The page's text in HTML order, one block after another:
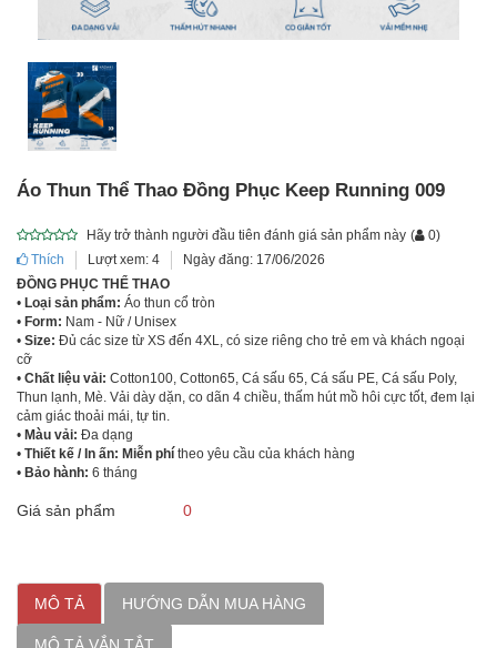
Áo Thun Thể Thao Đồng Phục Keep Running 009
Hãy trở thành người đầu tiên đánh giá sản phẩm này ( 0)
Thích
Lượt xem: 4
Ngày đăng: 17/06/2026
ĐỒNG PHỤC THỂ THAO
• Loại sản phẩm: Áo thun cổ tròn
• Form: Nam - Nữ / Unisex
• Size: Đủ các size từ XS đến 4XL, có size riêng cho trẻ em và khách ngoại
cỡ
• Chất liệu vải: Cotton100, Cotton65, Cá sấu 65, Cá sấu PE, Cá sấu Poly,
Thun lạnh, Mè. Vải dày dặn, co dãn 4 chiều, thấm hút mồ hôi cực tốt, đem lại
cảm giác thoải mái, tự tin.
• Màu vải: Đa dạng
• Thiết kế / In ấn: Miễn phí theo yêu cầu của khách hàng
• Bảo hành: 6 tháng
Giá sản phẩm 0
MÔ TẢ HƯỚNG DẪN MUA HÀNG